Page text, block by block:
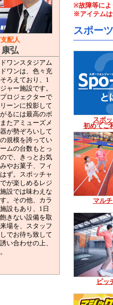
※故障等によ
※アイテムは
スポー
スポ
初めてご
マル
ピッ
配人
弘
ワンスタジアム
ワンは、色々充
ろえており、1
ャー施設です。
ロジェクターで
ーンに投影して
るには最高のボ
たアミューズメ
が勢ぞろいして
規模を誇ってい
ムの台数もとっ
で、きっとお気
やお菓子、フィ
ず。スポッチャ
が楽しめるレジ
設では味わえな
。その他、カラ
設もあり、1日
きない設備を取
場を、スタッフ
でお待ち致して
い合わせの上、